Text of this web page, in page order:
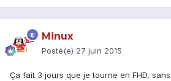
Minux
Posté(e) 27 juin 2015
Ça fait 3 jours que je tourne en FHD,